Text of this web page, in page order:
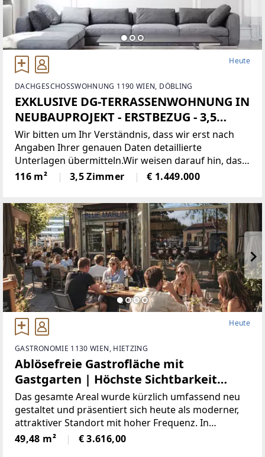
Heute
DACHGESCHOSSWOHNUNG 1190 WIEN, DÖBLING
EXKLUSIVE DG-TERRASSENWOHNUNG IN
NEUBAUPROJEKT - ERSTBEZUG - 3,5
ZIMMER IN NEUSTIFT AM WALDE
Wir bitten um Ihr Verständnis, dass wir erst nach
Angaben Ihrer genauen Daten detaillierte
Unterlagen übermitteln.Wir weisen darauf hin, dass
zwischen dem Vermittler und dem zu vermittelnden
Dritten ein familiäres oder wirtschaftliches
116 m² 3,5 Zimmer € 1.449.000
Heute
GASTRONOMIE 1130 WIEN, HIETZING
Ablösefreie Gastrofläche mit
Gastgarten | Höchste Sichtbarkeit
direkt bei Schönbrunn
Das gesamte Areal wurde kürzlich umfassend neu
gestaltet und präsentiert sich heute als moderner,
attraktiver Standort mit hoher Frequenz. In
unmittelbarer Nachbarschaft haben sich bereits
starke Ankermieter etabliert, darunter „The Coffee“,
49,48 m² € 3.616,00